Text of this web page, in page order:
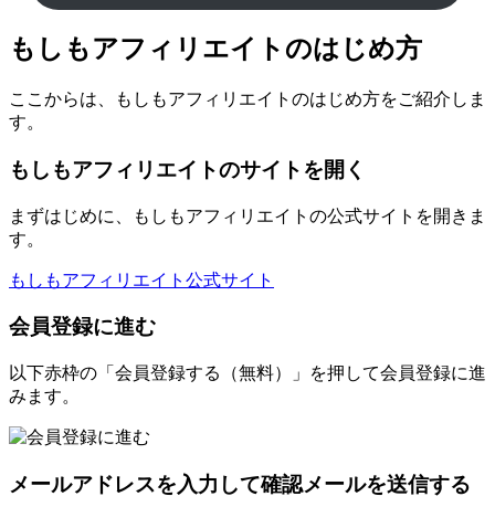
もしもアフィリエイトのはじめ方
ここからは、もしもアフィリエイトのはじめ方をご紹介しま
す。
もしもアフィリエイトのサイトを開く
まずはじめに、もしもアフィリエイトの公式サイトを開きま
す。
もしもアフィリエイト公式サイト
会員登録に進む
以下赤枠の「会員登録する（無料）」を押して会員登録に進
みます。
メールアドレスを入力して確認メールを送信する